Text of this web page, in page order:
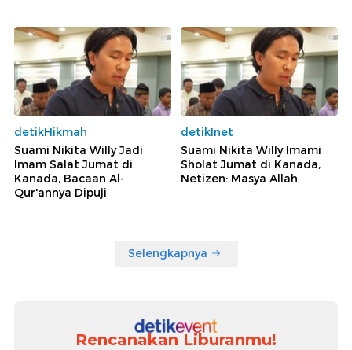
detikHikmah
Suami Nikita Willy Jadi
Imam Salat Jumat di
Kanada, Bacaan Al-
Qur'annya Dipuji
detikInet
Suami Nikita Willy Imami
Sholat Jumat di Kanada,
Netizen: Masya Allah
Selengkapnya
Rencanakan Liburanmu!